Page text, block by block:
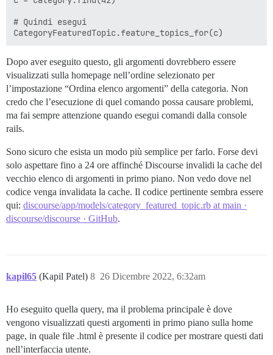
# Quindi esegui
Dopo aver eseguito questo, gli argomenti dovrebbero essere
visualizzati sulla homepage nell’ordine selezionato per
l’impostazione “Ordina elenco argomenti” della categoria. Non
credo che l’esecuzione di quel comando possa causare problemi,
ma fai sempre attenzione quando esegui comandi dalla console
rails.
Sono sicuro che esista un modo più semplice per farlo. Forse devi
solo aspettare fino a 24 ore affinché Discourse invalidi la cache del
vecchio elenco di argomenti in primo piano. Non vedo dove nel
codice venga invalidata la cache. Il codice pertinente sembra essere
qui: discourse/app/models/category_featured_topic.rb at main ·
discourse/discourse · GitHub.
kapil65 (Kapil Patel) 26 Dicembre 2022, 6:32am
8
Ho eseguito quella query, ma il problema principale è dove
vengono visualizzati questi argomenti in primo piano sulla home
page, in quale file .html è presente il codice per mostrare questi dati
nell’interfaccia utente.